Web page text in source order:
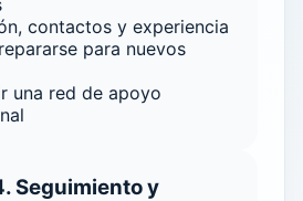
contactos y experiencia
para nuevos
una red de apoyo
Seguimiento y